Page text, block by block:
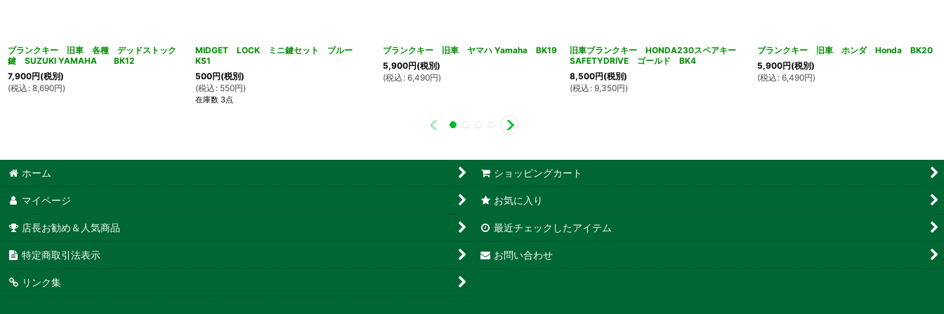
ブランクキー 旧車 各種 デッドストック
鍵 SUZUKI YAMAHA BK12
7,900円(税別)
(税込 : 8,690円)
MIDGET LOCK ミニ鍵セット ブルー
KS1
500円(税別)
(税込 : 550円)
在庫数 3点
ブランクキー 旧車 ヤマハ Yamaha BK19
5,900円(税別)
(税込 : 6,490円)
旧車ブランクキー HONDA230スペアキー
SAFETYDRIVE ゴールド BK4
8,500円(税別)
(税込 : 9,350円)
ブランクキー 旧車 ホンダ Honda BK20
5,900円(税別)
(税込 : 6,490円)
ホーム ショッピングカート
マイページ お気に入り
店長お勧め＆人気商品 最近チェックしたアイテム
特定商取引法表示 お問い合わせ
リンク集